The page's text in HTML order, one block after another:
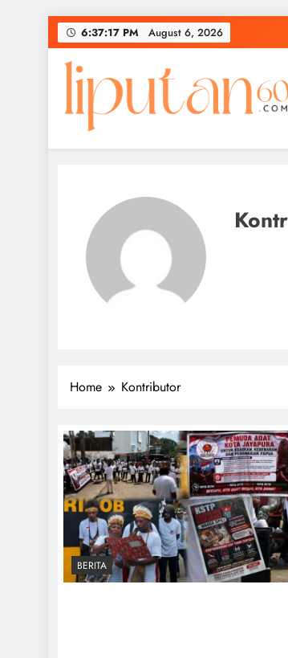
Skip
to
content
6:37:18 PM August 6, 2026
Home Kontributor
BERITA